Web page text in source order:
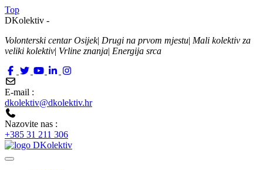
Top
DKolektiv -
Volonterski centar Osijek| Drugi na prvom mjestu| Mali kolektiv za
veliki kolektiv| Vrline znanja| Energija srca
E-mail :
dkolektiv@dkolektiv.hr
Nazovite nas :
+385 31 211 306